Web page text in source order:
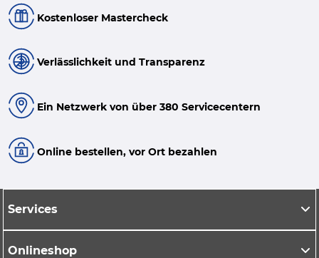
Kostenloser Mastercheck
Verlässlichkeit und Transparenz
Ein Netzwerk von über 380 Servicecentern
Online bestellen, vor Ort bezahlen
Services
Onlineshop